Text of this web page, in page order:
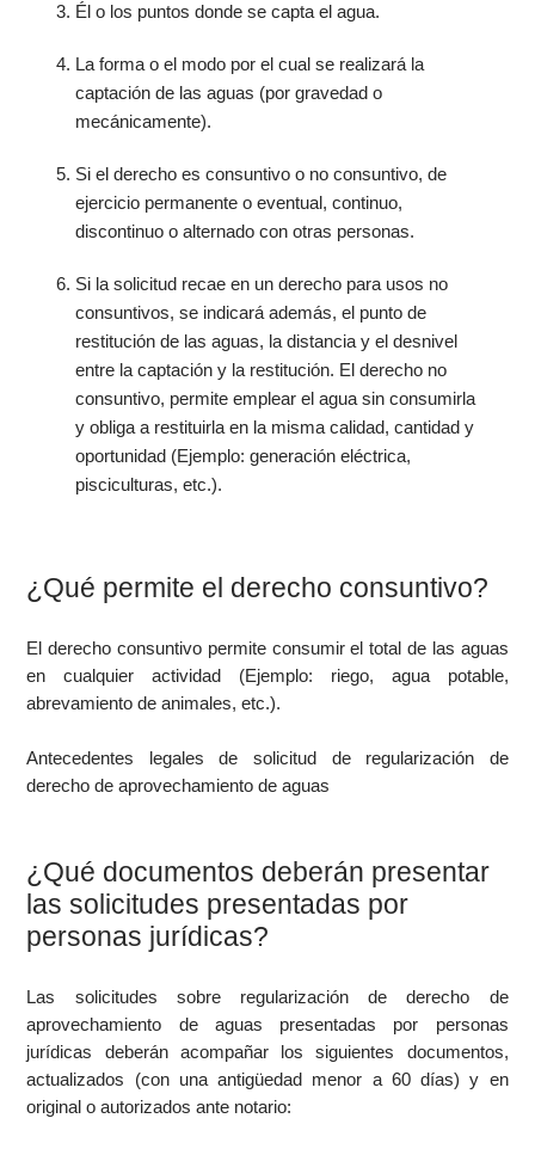
Él o los puntos donde se capta el agua.
La forma o el modo por el cual se realizará la
captación de las aguas (por gravedad o
mecánicamente).
Si el derecho es consuntivo o no consuntivo, de
ejercicio permanente o eventual, continuo,
discontinuo o alternado con otras personas.
Si la solicitud recae en un derecho para usos no
consuntivos, se indicará además, el punto de
restitución de las aguas, la distancia y el desnivel
entre la captación y la restitución. El derecho no
consuntivo, permite emplear el agua sin consumirla
y obliga a restituirla en la misma calidad, cantidad y
oportunidad (Ejemplo: generación eléctrica,
pisciculturas, etc.).
¿Qué permite el derecho consuntivo?
El derecho consuntivo permite consumir el total de las aguas
en cualquier actividad (Ejemplo: riego, agua potable,
abrevamiento de animales, etc.).
Antecedentes legales de solicitud de regularización de
derecho de aprovechamiento de aguas
¿Qué documentos deberán presentar
las solicitudes presentadas por
personas jurídicas?
Las solicitudes sobre regularización de derecho de
aprovechamiento de aguas presentadas por personas
jurídicas deberán acompañar los siguientes documentos,
actualizados (con una antigüedad menor a 60 días) y en
original o autorizados ante notario: